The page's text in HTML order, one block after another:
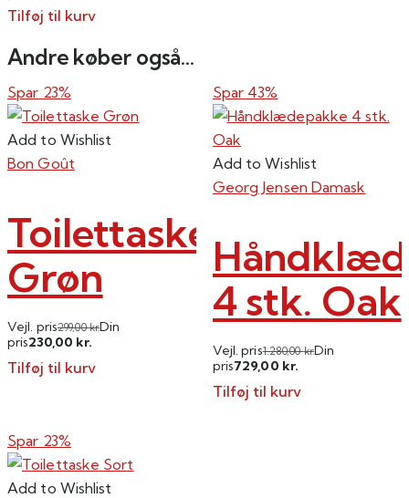
Tilføj til kurv
Andre køber også...
Spar 23%
Add to Wishlist
Bon Goût
Toilettaske
Grøn
Vejl. pris299,00kr.Din
pris230,00 kr.
Tilføj til kurv
Spar 43%
Add to Wishlist
Georg Jensen Damask
4 stk. Oak
Vejl. pris1.280,00kr.Din
pris729,00 kr.
Tilføj til kurv
Spar 23%
Add to Wishlist